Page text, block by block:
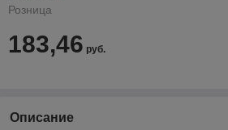
Розница
183,46 руб.
Описание